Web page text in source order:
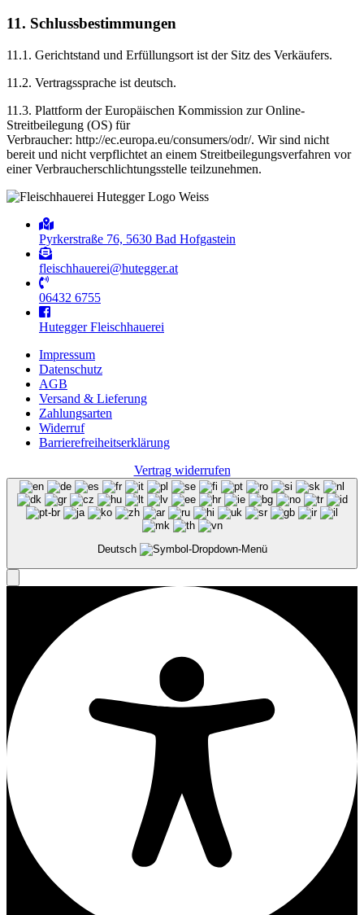
11. Schlussbestimmungen
11.1. Gerichtstand und Erfüllungsort ist der Sitz des Verkäufers.
11.2. Vertragssprache ist deutsch.
11.3. Plattform der Europäischen Kommission zur Online-
Streitbeilegung (OS) für
Verbraucher: http://ec.europa.eu/consumers/odr/. Wir sind nicht
bereit und nicht verpflichtet an einem Streitbeilegungsverfahren vor
einer Verbraucherschlichtungsstelle teilzunehmen.
Pyrkerstraße 76, 5630 Bad Hofgastein
fleischhauerei@hutegger.at
06432 6755
Hutegger Fleischhauerei
Impressum
Datenschutz
AGB
Versand & Lieferung
Zahlungsarten
Widerruf
Barrierefreiheits­erklärung
Vertrag widerrufen
Deutsch